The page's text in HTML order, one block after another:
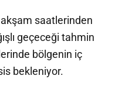
saatlerinden
geçeceği tahmin
bölgenin iç
bekleniyor.